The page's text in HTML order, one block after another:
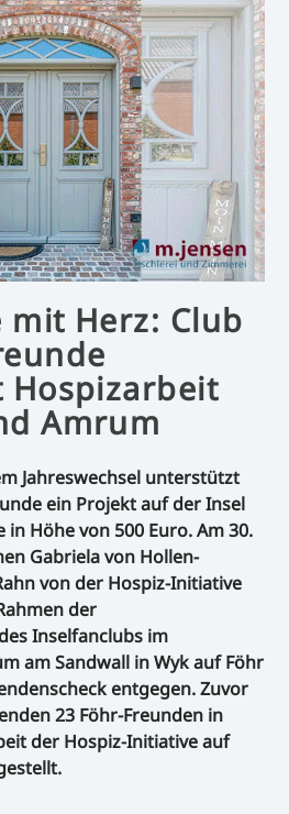
mit Herz: Club
Amrum
Jahreswechsel unterstützt
ein Projekt auf der Insel
Höhe von 500 Euro. Am 30.
Gabriela von Hollen-
von der Hospiz-Initiative
der
Inselfanclubs im
am Sandwall in Wyk auf Föhr
entgegen. Zuvor
23 Föhr-Freunden in
der Hospiz-Initiative auf